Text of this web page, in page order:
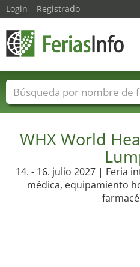
WHX World
14. - 16. julio 2027 | Feria
médica, equipamiento
Login Registrado
Nombres de ferias
Sectores de proveedor de